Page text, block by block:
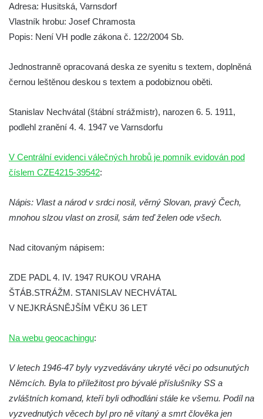
Kenotaf Jana Mojžiše na hřbitově ve
Kenotaf Josefa Jílka na hřbitově ve
Velešíně
Hrob Ludvíka Tůmy na hřbitově ve Velešíně
Pomník obětem 2. světové války na hřbitově
u kostela svatého Václava ve Velešíně
pomníku obětem válek na náměstí J. V.
Kamarýta ve Velešíně
náměstí J. V. Kamarýta ve Velešíně
Hrob Petera Korgera a Petra Štindla na
Pomník obětem 1. světové války v Dolním
Pomník obětem 2. světové války v Plavu
Pamětní deska obětem 1. světové války v
Plavu
Adresa: Husitská, Varnsdorf
Vlastník hrobu: Josef Chramosta
Popis: Není VH podle zákona č. 122/2004 Sb.
Jednostranně opracovaná deska ze syenitu s textem, doplněná
černou leštěnou deskou s textem a podobiznou oběti.
Stanislav Nechvátal (štábní strážmistr), narozen 6. 5. 1911,
podlehl zranění 4. 4. 1947 ve Varnsdorfu
V Centrální evidenci válečných hrobů je pomník evidován pod
číslem CZE4215-39542:
Nápis: Vlast a národ v srdci nosil, věrný Slovan, pravý Čech,
mnohou slzou vlast on zrosil, sám teď želen ode všech.
Nad citovaným nápisem:
ZDE PADL 4. IV. 1947 RUKOU VRAHA
ŠTÁB.STRÁŽM. STANISLAV NECHVÁTAL
V NEJKRÁSNĚJŠÍM VĚKU 36 LET
Na webu geocachingu:
V letech 1946-47 byly vyzvedávány ukryté věci po odsunutých
Němcích. Byla to příležitost pro bývalé příslušníky SS a
zvláštních komand, kteří byli odhodláni stále ke všemu. Podíl na
vyzvednutých věcech byl pro ně vítaný a smrt člověka jen